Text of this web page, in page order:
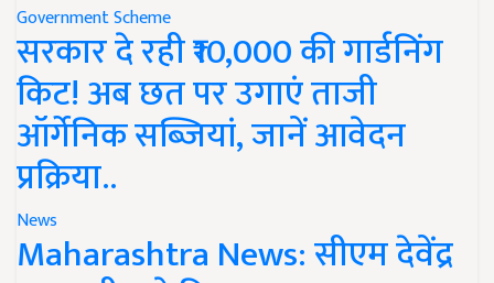
Government Scheme
सरकार दे रही ₹10,000 की गार्डनिंग
किट! अब छत पर उगाएं ताजी
ऑर्गेनिक सब्जियां, जानें आवेदन
प्रक्रिया..
News
Maharashtra News: सीएम देवेंद्र